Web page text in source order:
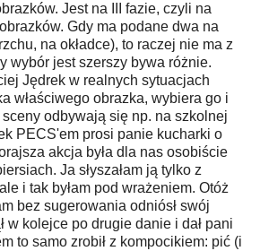
Jest na III fazie, czyli na
Gdy ma podane dwa na
na okładce), to raczej nie ma z
wybór jest szerszy bywa różnie.
Jędrek w realnych sytuacjach
właściwego obrazka, wybiera go i
odbywają się np. na szkolnej
PECS'em prosi panie kucharki o
akcja była dla nas osobiście
Ja słyszałam ją tylko z
i tak byłam pod wrażeniem. Otóż
bez sugerowania odniósł swój
w kolejce po drugie danie i dał pani
to samo zrobił z kompocikiem: pić (i